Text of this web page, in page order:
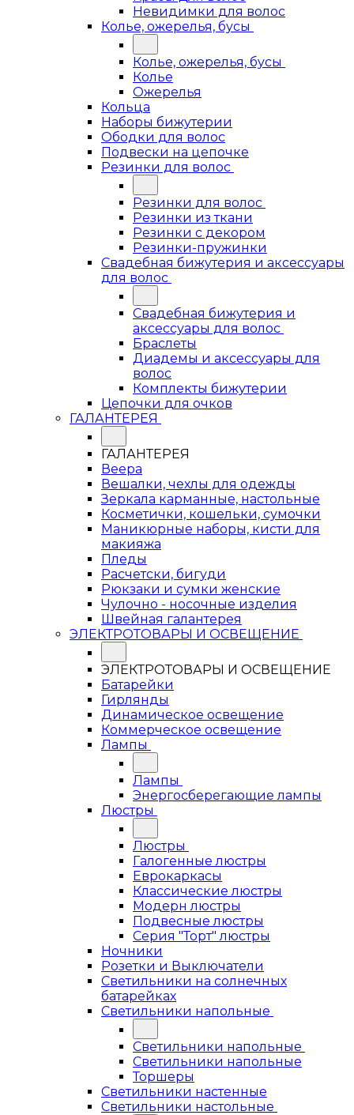
Невидимки для волос
Колье, ожерелья, бусы
Колье, ожерелья, бусы
Колье
Ожерелья
Кольца
Наборы бижутерии
Ободки для волос
Подвески на цепочке
Резинки для волос
Резинки для волос
Резинки из ткани
Резинки с декором
Резинки-пружинки
Свадебная бижутерия и аксессуары
для волос
Свадебная бижутерия и
аксессуары для волос
Браслеты
Диадемы и аксессуары для
волос
Комплекты бижутерии
Цепочки для очков
ГАЛАНТЕРЕЯ
ГАЛАНТЕРЕЯ
Веера
Вешалки, чехлы для одежды
Зеркала карманные, настольные
Косметички, кошельки, сумочки
Маникюрные наборы, кисти для
макияжа
Пледы
Расчетски, бигуди
Рюкзаки и сумки женские
Чулочно - носочные изделия
Швейная галантерея
ЭЛЕКТРОТОВАРЫ И ОСВЕЩЕНИЕ
ЭЛЕКТРОТОВАРЫ И ОСВЕЩЕНИЕ
Батарейки
Гирлянды
Динамическое освещение
Коммерческое освещение
Лампы
Лампы
Энергосберегающие лампы
Люстры
Люстры
Галогенные люстры
Еврокаркасы
Классические люстры
Модерн люстры
Подвесные люстры
Серия "Торт" люстры
Ночники
Розетки и Выключатели
Светильники на солнечных
батарейках
Светильники напольные
Светильники напольные
Светильники напольные
Торшеры
Светильники настенные
Светильники настольные